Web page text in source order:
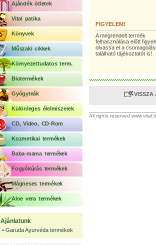
Ajándék ötletek
Vital patika
Könyvek
Műszaki cikkek
Környezettudatos term.
Biotermékek
Gyógyteák
Különleges élelmiszerek
CD, Video, CD-Rom
Kozmetikai termékek
Baba-mama termékek
Fogyókúrás termékek
Mágneses termékek
Aloe vera termékek
Ajánlatunk
• Garuda Ayurvéda termékek
FIGYELEM!
A megrendelt termék
felhasználása előtt
olvassa el a
található tájékoztatót is!
VISSZA
All rights reserved